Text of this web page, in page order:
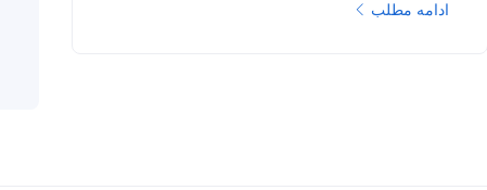
ادامه مطلب